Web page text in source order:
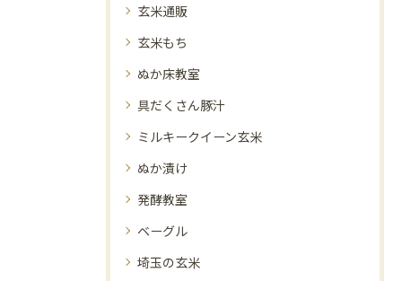
玄米通販
玄米もち
ぬか床教室
具だくさん豚汁
ミルキークイーン玄米
ぬか漬け
発酵教室
ベーグル
埼玉の玄米